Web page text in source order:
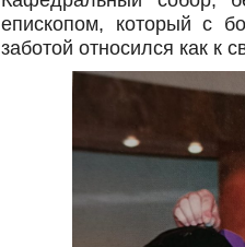
епископом, который с
заботой относился как к